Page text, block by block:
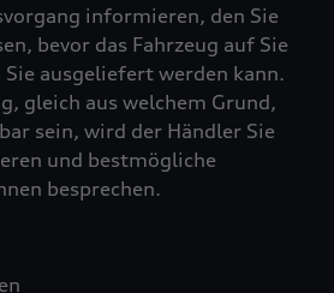
informieren, den Sie
bevor das Fahrzeug auf Sie
Sie ausgeliefert werden kann.
gleich aus welchem Grund,
sein, wird der Händler Sie
und bestmögliche
besprechen.